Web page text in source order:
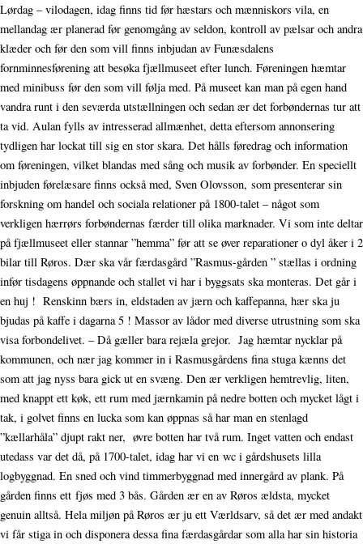
Lørdag – vilodagen, idag finns tid før hæstars och mænniskors vila, en
mellandag ær planerad før genomgång av seldon, kontroll av pælsar och andra
klæder och før den som vill finns inbjudan av Funæsdalens
fornminnesførening att besøka fjællmuseet efter lunch. Føreningen hæmtar
med minibuss før den som vill følja med. På museet kan man på egen hand
vandra runt i den seværda utstællningen och sedan ær det forbøndernas tur att
ta vid. Aulan fylls av intresserad allmænhet, detta eftersom annonsering
tydligen har lockat till sig en stor skara. Det hålls føredrag och information
om føreningen, vilket blandas med sång och musik av forbønder. En speciellt
inbjuden førelæsare finns också med, Sven Olovsson, som presenterar sin
forskning om handel och sociala relationer på 1800-talet – något som
verkligen hærrørs forbøndernas færder till olika marknader. Vi som inte deltar
på fjællmuseet eller stannar ”hemma” før att se øver reparationer o dyl åker i 2
bilar till Røros. Dær ska vår færdasgård ”Rasmus-gården ” stællas i ordning
infør tisdagens øppnande och stallet vi har i byggsats ska monteras. Det går i
en huj ! Renskinn bærs in, eldstaden av jærn och kaffepanna, hær ska ju
bjudas på kaffe i dagarna 5 ! Massor av lådor med diverse utrustning som ska
visa forbondelivet. – Då gæller bara rejæla grejor. Jag hæmtar nycklar på
kommunen, och nær jag kommer in i Rasmusgårdens fina stuga kænns det
som att jag nyss bara gick ut en svæng. Den ær verkligen hemtrevlig, liten,
med knappt ett køk, ett rum med jærnkamin på nedre botten och mycket lågt i
tak, i golvet finns en lucka som kan øppnas så har man en stenlagd
”kællarhåla” djupt rakt ner, øvre botten har två rum. Inget vatten och endast
utedass var det då, på 1700-talet, idag har vi en wc i gårdshusets lilla
logbyggnad. En sned och vind timmerbyggnad med innergård av plank. På
gården finns ett fjøs med 3 bås. Gården ær en av Røros ældsta, mycket
genuin alltså. Hela miljøn på Røros ær ju ett Værldsarv, så det ær med andakt
vi får stiga in och disponera dessa fina færdasgårdar som alla har sin historia